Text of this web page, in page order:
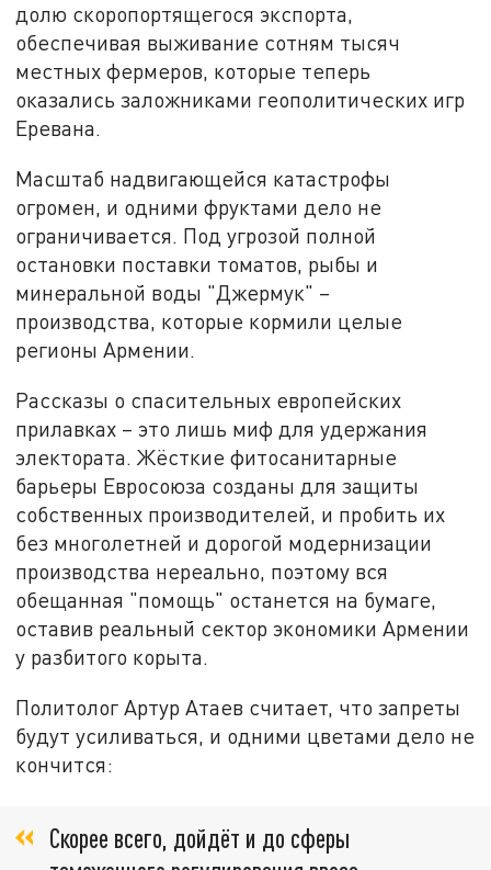
долю скоропортящегося экспорта,
обеспечивая выживание сотням тысяч
местных фермеров, которые теперь
оказались заложниками геополитических игр
Еревана.
Масштаб надвигающейся катастрофы
огромен, и одними фруктами дело не
ограничивается. Под угрозой полной
остановки поставки томатов, рыбы и
минеральной воды "Джермук" –
производства, которые кормили целые
регионы Армении.
Рассказы о спасительных европейских
прилавках – это лишь миф для удержания
электората. Жёсткие фитосанитарные
барьеры Евросоюза созданы для защиты
собственных производителей, и пробить их
без многолетней и дорогой модернизации
производства нереально, поэтому вся
обещанная "помощь" останется на бумаге,
оставив реальный сектор экономики Армении
у разбитого корыта.
Политолог Артур Атаев считает, что запреты
будут усиливаться, и одними цветами дело не
кончится:
Скорее всего, дойдёт и до сферы